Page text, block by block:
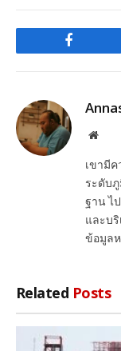
Facebook
เขามีค
ระดับ
ฐาน ไ
และบ
ข้อมูล
Related Posts